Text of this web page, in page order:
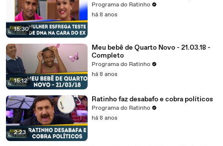
15:30
Programa do Ratinho
há 8 anos
15:12
Meu bebê de Quarto Novo - 21.03.18 -
Completo
Programa do Ratinho
há 8 anos
2:23
Ratinho faz desabafo e cobra políticos
Programa do Ratinho
há 8 anos